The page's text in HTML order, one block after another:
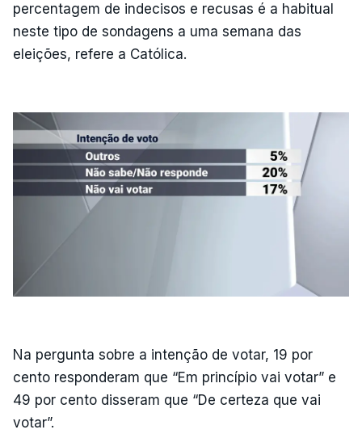
percentagem de indecisos e recusas é a habitual
neste tipo de sondagens a uma semana das
eleições, refere a Católica.
Na pergunta sobre a intenção de votar, 19 por
cento responderam que “Em princípio vai votar” e
49 por cento disseram que “De certeza que vai
votar”.